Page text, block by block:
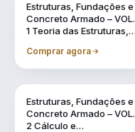
Estruturas, Fundações e
Concreto Armado – VOL.
1 Teoria das Estruturas,
e o Uso do BIM
Comprar agora
Estruturas, Fundações e
Concreto Armado – VOL.
2 Cálculo e